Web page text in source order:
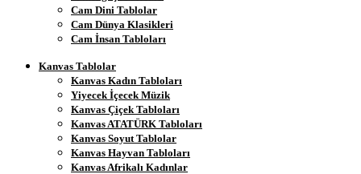
Cam Dini Tablolar
Cam Dünya Klasikleri
Cam İnsan Tabloları
Kanvas Tablolar
Kanvas Kadın Tabloları
Yiyecek İçecek Müzik
Kanvas Çiçek Tabloları
Kanvas ATATÜRK Tabloları
Kanvas Soyut Tablolar
Kanvas Hayvan Tabloları
Kanvas Afrikalı Kadınlar